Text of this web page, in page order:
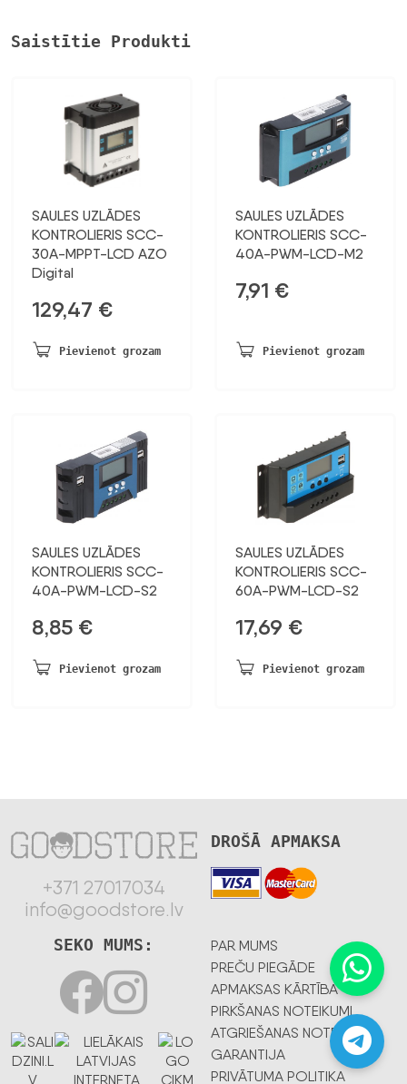
Saistītie Produkti
SAULES UZLĀDES
KONTROLIERIS SCC-
30A-MPPT-LCD AZO
Digital
129,47 €
Pievienot grozam
SAULES UZLĀDES
KONTROLIERIS SCC-
40A-PWM-LCD-M2
7,91 €
Pievienot grozam
SAULES UZLĀDES
KONTROLIERIS SCC-
40A-PWM-LCD-S2
8,85 €
Pievienot grozam
SAULES UZLĀDES
KONTROLIERIS SCC-
60A-PWM-LCD-S2
17,69 €
Pievienot grozam
+371 27017034
info@goodstore.lv
DROŠĀ APMAKSA
PAR MUMS
PREČU PIEGĀDE
APMAKSAS KĀRTĪBA
PIRKŠANAS NOTEIKUMI
ATGRIEŠANAS NOTEIKUMI
GARANTIJA
PRIVĀTUMA POLITIKA
SEKO MUMS: